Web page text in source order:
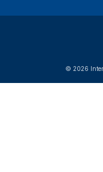
© 2026